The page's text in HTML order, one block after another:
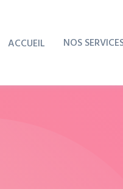
ACCUEIL NOS